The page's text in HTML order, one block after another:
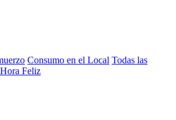
Consumo en el Local Todas las
Hora Feliz